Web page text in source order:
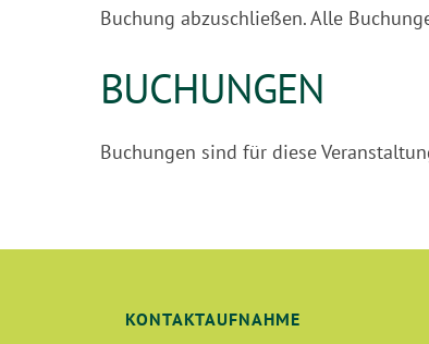
Buchung abzuschließen. Alle
BUCHUNGEN
Buchungen sind für diese
KONTAKTAUFNAHME